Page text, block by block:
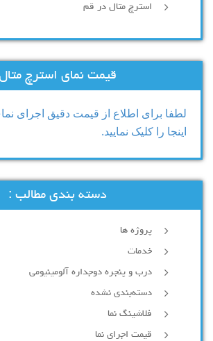
استرچ متال در قم
قیمت نمای استرچ متال
لطفا برای اطلاع از قیمت دقیق اجرای
اینجا را کلیک نمایید.
دسته بندی مطالب :
پروژه ها
خدمات
درب و پنجره دوجداره آلومینیومی
دسته‌بندی نشده
فلاشینگ نما
قیمت اجرای نما